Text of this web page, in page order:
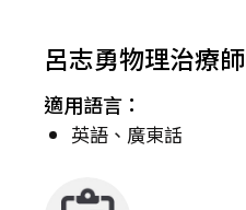
呂志勇物理治療師
適用語言：
英語、廣東話